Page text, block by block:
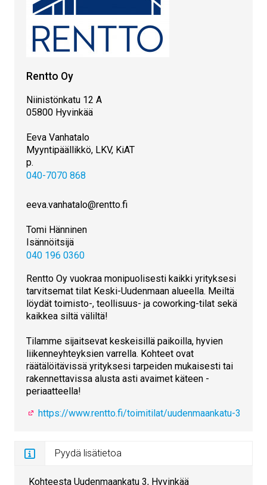
Rentto Oy
Niinistönkatu 12 A
05800 Hyvinkää
Eeva Vanhatalo
Myyntipäällikkö, LKV, KiAT
p.
040-7070 868
eeva.vanhatalo@rentto.fi
Tomi Hänninen
Isännöitsijä
040 196 0360
Rentto Oy vuokraa monipuolisesti kaikki yrityksesi
tarvitsemat tilat Keski-Uudenmaan alueella. Meiltä
löydät toimisto-, teollisuus- ja coworking-tilat sekä
kaikkea siltä väliltä!
Tilamme sijaitsevat keskeisillä paikoilla, hyvien
liikenneyhteyksien varrella. Kohteet ovat
räätälöitävissä yrityksesi tarpeiden mukaisesti tai
rakennettavissa alusta asti avaimet käteen -
periaatteella!
https://www.rentto.fi/toimitilat/uudenmaankatu-3
Pyydä lisätietoa
Kohteesta Uudenmaankatu 3, Hyvinkää